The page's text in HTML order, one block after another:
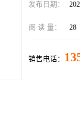
发布日期：
阅 读 量： 28
销售电话：